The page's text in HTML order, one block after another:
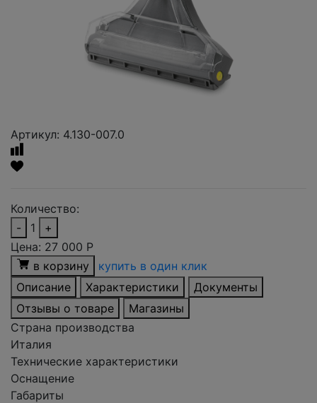
Артикул: 4.130-007.0
Количество:
-
1
+
Цена: 27 000 Р
в корзину
купить в один клик
Описание
Характеристики
Документы
Отзывы о товаре
Магазины
Страна производства
Италия
Технические характеристики
Оснащение
Габариты